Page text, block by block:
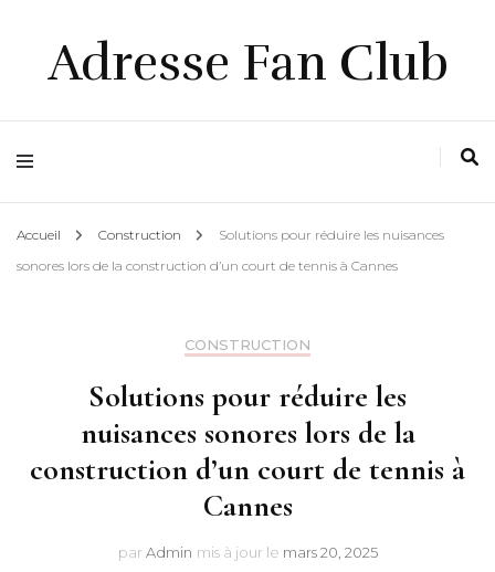
Adresse Fan Club
Accueil Construction
Solutions pour réduire les nuisances
sonores lors de la construction d’un court de tennis à Cannes
CONSTRUCTION
Solutions pour réduire les
nuisances sonores lors de la
construction d’un court de tennis à
Cannes
par Admin mis à jour le mars 20, 2025